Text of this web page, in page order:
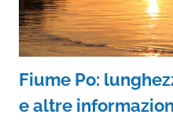
Fiume Po:
e altre